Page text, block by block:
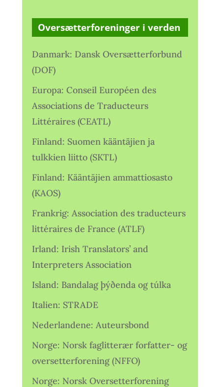
Oversætterforeninger i verden
Danmark: Dansk Oversætterforbund
(DOF)
Europa: Conseil Européen des
Associations de Traducteurs
Littéraires (CEATL)
Finland: Suomen kääntäjien ja
tulkkien liitto (SKTL)
Finland: Kääntäjien ammattiosasto
(KAOS)
Frankrig: Association des traducteurs
littéraires de France (ATLF)
Irland: Irish Translators’ and
Interpreters Association
Island: Bandalag þýðenda og túlka
Italien: STRADE
Nederlandene: Auteursbond
Norge: Norsk faglitterær forfatter- og
oversetterforening (NFFO)
Norge: Norsk Oversetterforening